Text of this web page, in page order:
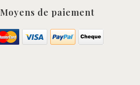
Moyens de paiement